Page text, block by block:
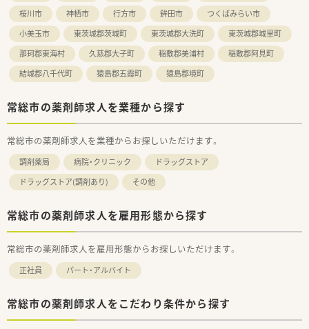
桜川市
神栖市 行方市 鉾田市
つくばみらい市
小美玉市
東茨城郡茨城町 東茨城郡大洗町
東茨城郡城里町
那珂郡東海村
久慈郡大子町 稲敷郡美浦村
稲敷郡阿見町
結城郡八千代町
猿島郡五霞町 猿島郡境町
常総市の薬剤師求人を業種から探す
常総市の薬剤師求人を業種からお探しいただけます。
調剤薬局 病院・クリニック
ドラッグストア
ドラッグストア(調剤あり)
その他
常総市の薬剤師求人を雇用形態から探す
常総市の薬剤師求人を雇用形態からお探しいただけます。
正社員 パート・アルバイト
常総市の薬剤師求人をこだわり条件から探す